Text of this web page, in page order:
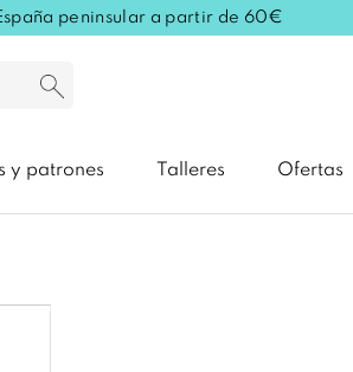
peninsular a partir de 60€
y patrones Talleres Ofertas